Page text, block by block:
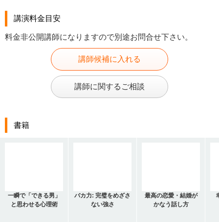
講演料金目安
料金非公開講師になりますので別途お問合せ下さい。
講師候補に入れる
講師に関するご相談
書籍
一瞬で「できる男」
と思わせる心理術
バカ力: 完璧をめざさ
ない強さ
最高の恋愛・結婚が
かなう話し方